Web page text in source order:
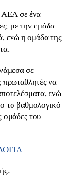
ΑΕΛ σε ένα
με την ομάδα
ενώ η ομάδα της
σε
πρωταθλητές να
ενώ
το βαθμολογικό
ομάδες του